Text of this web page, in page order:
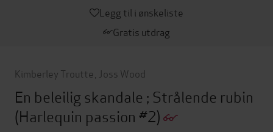
Legg til i ønskeliste
Gratis utdrag
Kimberley Troutte Joss Wood
En beleilig skandale ; Strålende rubin
(Harlequin passion #2)